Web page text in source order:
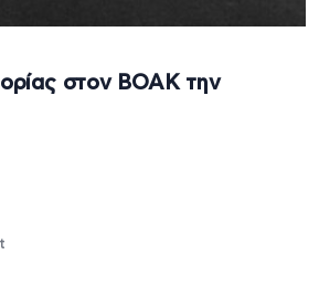
στον ΒΟΑΚ την